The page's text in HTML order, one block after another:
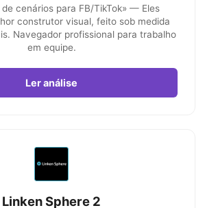
cenários para FB/TikTok» — Eles
construtor visual, feito sob medida
Navegador profissional para trabalho
em equipe.
Ler análise
Linken Sphere 2